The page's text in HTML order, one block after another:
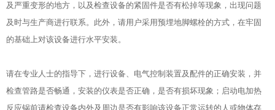
及严重变形的地方，以及检查设备的紧固件是否有松掉等现象，出现问题
及时与生产商进行联系。此外，请用户采用预埋地脚螺栓的方式，在牢固
的基础上对该设备进行水平安装。
请在专业人士的指导下，进行设备、电气控制装置及配件的正确安装，并
检查管路是否畅通，安装的仪表是否正确，是否有损坏现象；启动电加热
反应锅前请检查设备内外及周边是否有影响该设备正常运转的人或物体存